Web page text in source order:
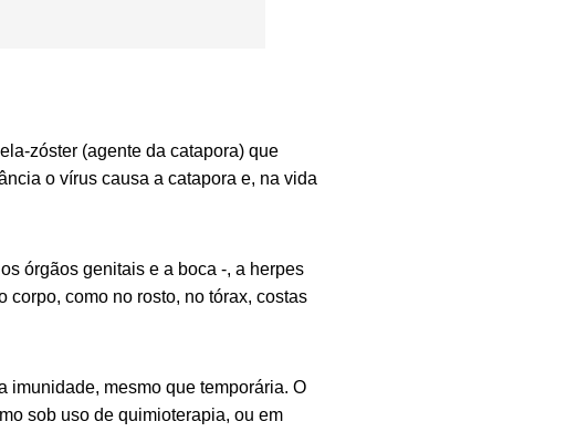
zóster (agente da catapora) que
o vírus causa a catapora e, na vida
órgãos genitais e a boca -, a herpes
como no rosto, no tórax, costas
imunidade, mesmo que temporária. O
sob uso de quimioterapia, ou em